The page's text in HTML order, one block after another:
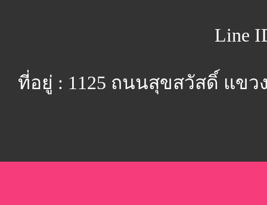
Line
ที่อยู่ : 1125 ถนนสุขสวัสดิ์ แขว